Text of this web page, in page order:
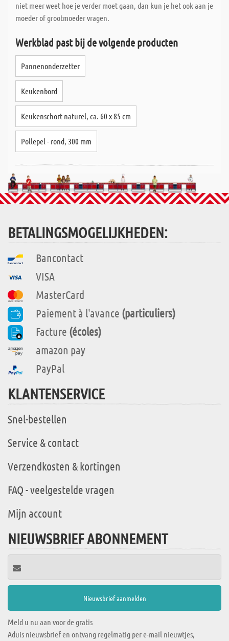
Wat ons onderscheidt, is de snelle levering van uw op maat
gemaakte planken/platen; Dankzij speciale
computerondersteuning zagen we ongeveer 80% van alle speciale
bestellingen dezelfde dag en alles zonder extra kosten. Nieuw is
de nette en uitgebreide etikettering van uw op maat gemaakte
bestellingen. Elk maatwerk wordt afzonderlijk gelabeld, zodat
deze op elk moment van de dag toe kunt grijpen op uw maatwerp,
zonder dat u eerst het maatwerk na hoeft te meten.
niet meer weet hoe je verder moet gaan, dan kun je het ook aan je
moeder of grootmoeder vragen.
Werkblad past bij de volgende producten
Pannenonderzetter
Keukenbord
Keukenschort naturel, ca. 60 x 85 cm
Pollepel - rond, 300 mm
BETALINGSMOGELIJKHEDEN:
Bancontact
VISA
MasterCard
Paiement à l'avance (particuliers)
Facture (écoles)
amazon pay
PayPal
KLANTENSERVICE
Snel-bestellen
Service & contact
Verzendkosten & kortingen
FAQ - veelgestelde vragen
Mijn account
NIEUWSBRIEF ABONNEMENT
Meld u nu aan voor de gratis
Aduis nieuwsbrief en ontvang regelmatig per e-mail nieuwtjes,